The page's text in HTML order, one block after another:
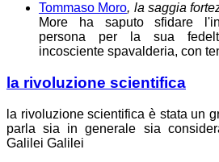
Tommaso Moro, la saggia
More ha saputo sfidare
persona per la sua
incosciente spavalderia, con
la rivoluzione scientifica
la rivoluzione scientifica è stata un
parla sia in generale sia
Galilei Galilei